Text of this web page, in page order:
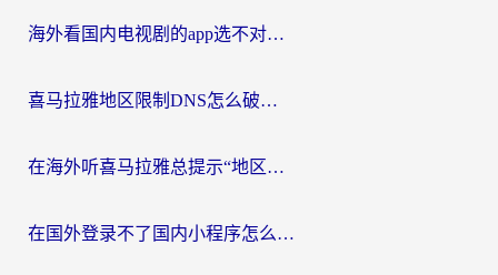
海外看国内电视剧的app选不对？这份回国加速器避坑指南帮你流畅追剧
喜马拉雅地区限制DNS怎么破？海外党听国内音乐听书的终极解决方案
在海外听喜马拉雅总提示“地区限制”？3步轻松解除+听国内音乐全攻略
在国外登录不了国内小程序怎么办？选对回国加速器，轻松解锁国内资源